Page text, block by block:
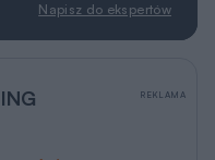
Napisz do ekspertów
REKLAMA